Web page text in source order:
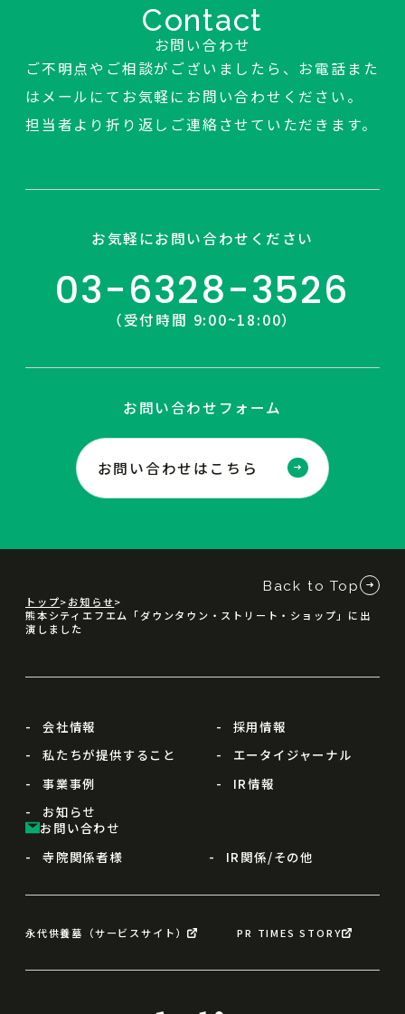
お問い合わせ
Contact
ご不明点やご相談がございましたら、お電話また
はメールにてお気軽にお問い合わせください。
担当者より折り返しご連絡させていただきます。
お気軽にお問い合わせください
03-6328-3526
（受付時間 9:00~18:00）
お問い合わせフォーム
お問い合わせはこちら
トップ
お知らせ
熊本シティエフエム「ダウンタウン・ストリート・ショップ」に出
演しました
Back to Top
会社情報
私たちが提供すること
事業事例
お知らせ
採用情報
エータイジャーナル
IR情報
お問い合わせ
寺院関係者様
IR関係/その他
永代供養墓（サービスサイト） PR TIMES STORY